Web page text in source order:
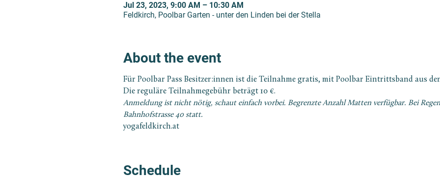
Jul 23, 2023, 9:00 AM – 10:30 AM
Feldkirch, Poolbar Garten - unter den Linden bei der Stella
About the event
Für Poolbar Pass Besitzer:innen ist die Teilnahme gratis, mit Poolbar Eintrittsband aus
Die reguläre Teilnahmegebühr beträgt 10 €.
Anmeldung ist nicht nötig, schaut einfach vorbei. Begrenzte Anzahl Matten verfügbar. Bei
Bahnhofstrasse 40 statt.
yogafeldkirch.at
Schedule